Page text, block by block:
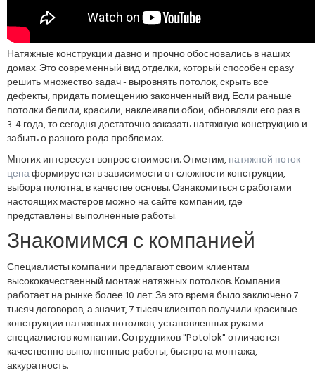
Натяжные конструкции давно и прочно обосновались в наших
домах. Это современный вид отделки, который способен сразу
решить множество задач - выровнять потолок, скрыть все
дефекты, придать помещению законченный вид. Если раньше
потолки белили, красили, наклеивали обои, обновляли его раз в
3-4 года, то сегодня достаточно заказать натяжную конструкцию и
забыть о разного рода проблемах.
Многих интересует вопрос стоимости. Отметим,натяжной поток
ценаформируется в зависимости от сложности конструкции,
выбора полотна, в качестве основы. Ознакомиться с работами
настоящих мастеров можно на сайте компании, где
представлены выполненные работы.
Знакомимся с компанией
Специалисты компании предлагают своим клиентам
высококачественный монтаж натяжных потолков. Компания
работает на рынке более 10 лет. За это время было заключено 7
тысяч договоров, а значит, 7 тысяч клиентов получили красивые
конструкции натяжных потолков, установленных руками
специалистов компании. Сотрудников "Potolok" отличается
качественно выполненные работы, быстрота монтажа,
аккуратность.